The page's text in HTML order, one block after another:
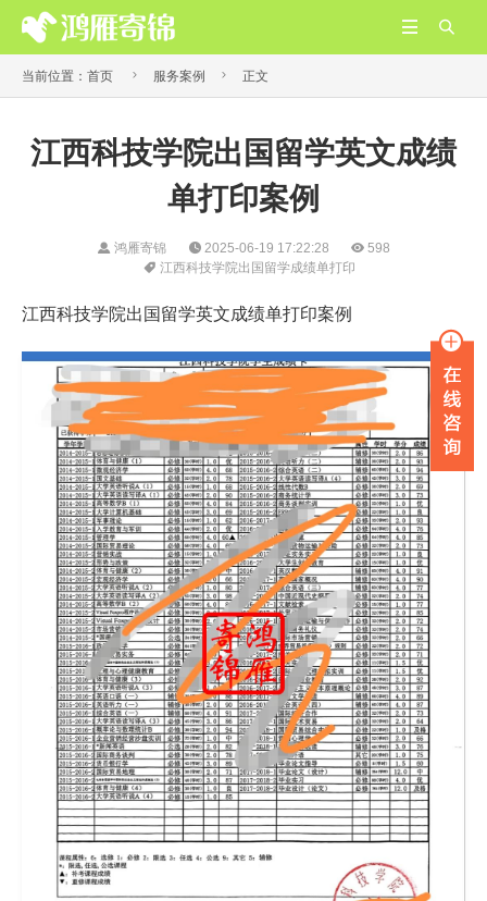


当前位置： 首页  服务案例  正文
江西科技学院出国留学英文成绩
单打印案例
鸿雁寄锦 2025-06-19 17:22:28
598
江西科技学院出国留学成绩单打印
江西科技学院出国留学英文成绩单打印案例